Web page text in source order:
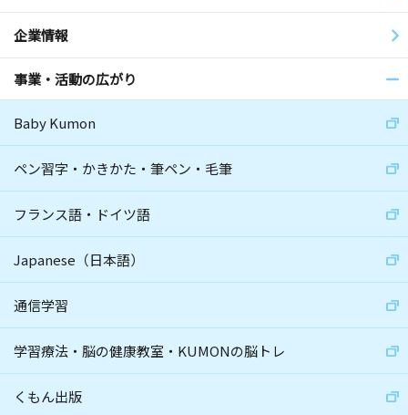
企業情報
事業・活動の広がり
Baby Kumon
ペン習字・かきかた・筆ペン・毛筆
フランス語・ドイツ語
Japanese（日本語）
通信学習
学習療法・脳の健康教室・KUMONの脳トレ
くもん出版